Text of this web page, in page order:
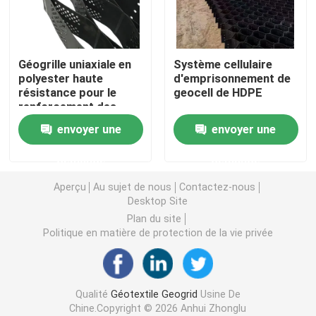
Grille en plastique d'herbe
tissu de drainage de géotextile
HDPE Geocell
Sacs de asséchage de Geotube
Géotextile Geobag
Contrôle d'érosion de Geomat
Géogrille uniaxiale en
polyester haute
résistance pour le
renforcement des
sols, le support de
géocellules et
diverses applications
envoyer une
Système cellulaire
d'emprisonnement de
geocell de HDPE
envoyer une
Aperçu Au sujet de nous
Contactez-nous
Desktop Site
Plan du site
Politique en matière de protection de la vie privée
Qualité Géotextile Geogrid Usine De
Chine.Copyright © 2026 Anhui Zhonglu